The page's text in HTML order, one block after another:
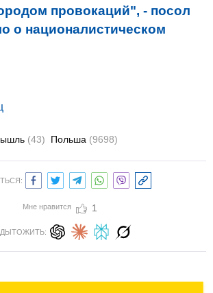
провокаций", - посол
о националистическом
(43) Польша (9698)
Мне нравится 1